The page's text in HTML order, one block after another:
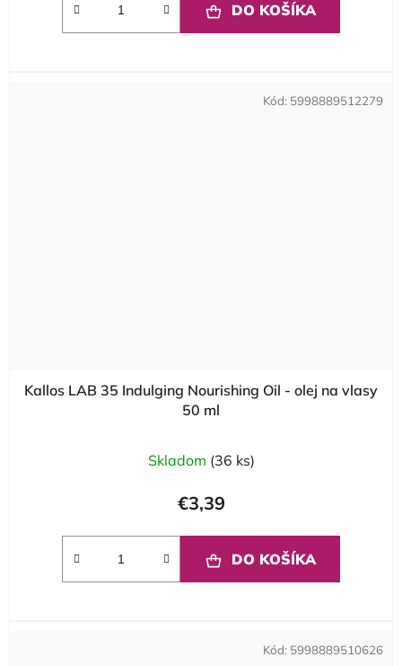
DO KOŠÍKA
Kallos LAB 35 Indulging Nourishing Oil - olej na vlasy
50 ml
Skladom (36 ks)
€3,39
DO KOŠÍKA
Kód: 5998889512279
Kód: 5998889510626